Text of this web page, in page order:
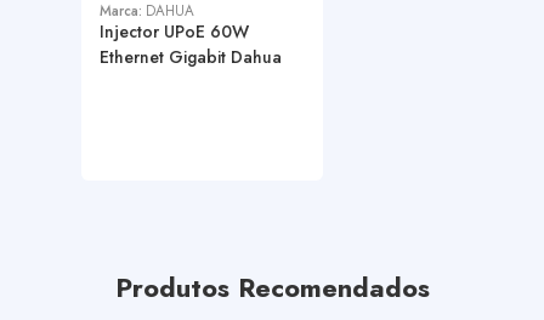
Marca: DAHUA
Injector UPoE 60W
Ethernet Gigabit Dahua
Produtos Recomendados